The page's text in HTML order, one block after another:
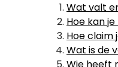
Wat valt
Hoe kan
Hoe claim
Wat is de